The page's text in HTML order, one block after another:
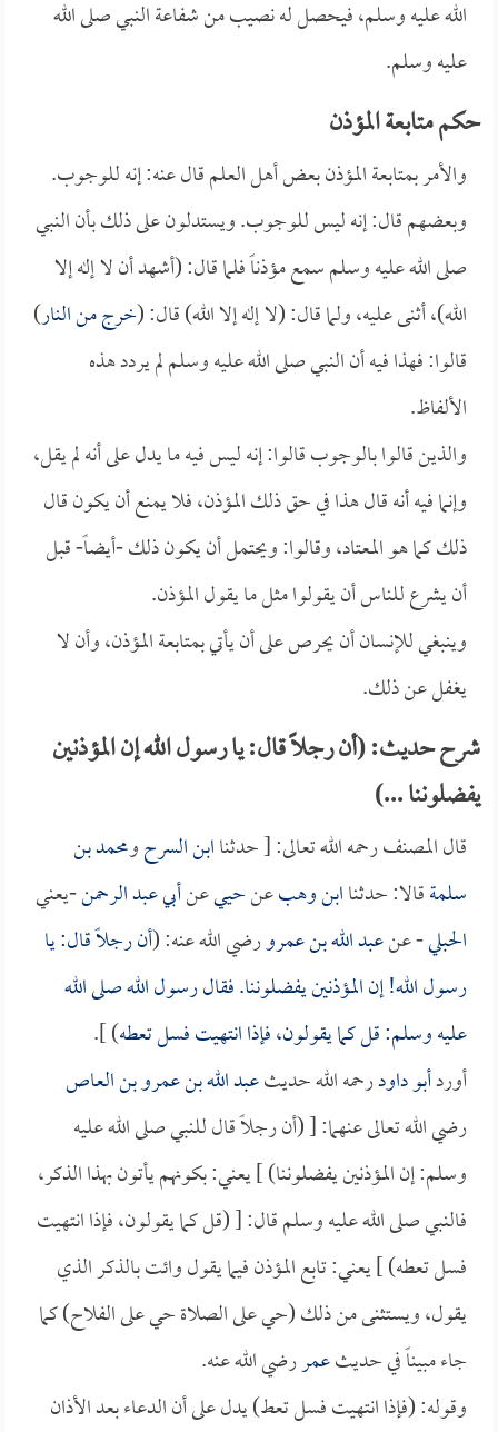
الله عليه وسلم، فيحصل له نصيب من شفاعة النبي صلى الله
عليه وسلم.
حكم متابعة المؤذن
والأمر بمتابعة المؤذن بعض أهل العلم قال عنه: إنه للوجوب.
وبعضهم قال: إنه ليس للوجوب. ويستدلون على ذلك بأن النبي
صلى الله عليه وسلم سمع مؤذناً فلما قال: (أشهد أن لا إله إلا
الله)، أثنى عليه، ولما قال: (لا إله إلا الله) قال: (خرج من النار)
قالوا: فهذا فيه أن النبي صلى الله عليه وسلم لم يردد هذه
الألفاظ.
والذين قالوا بالوجوب قالوا: إنه ليس فيه ما يدل على أنه لم يقل،
وإنما فيه أنه قال هذا في حق ذلك المؤذن، فلا يمنع أن يكون قال
ذلك كما هو المعتاد، وقالوا: ويحتمل أن يكون ذلك -أيضاً- قبل
أن يشرع للناس أن يقولوا مثل ما يقول المؤذن.
وينبغي للإنسان أن يحرص على أن يأتي بمتابعة المؤذن، وأن لا
يغفل عن ذلك.
شرح حديث: (أن رجلاً قال: يا رسول الله إن المؤذنين
يفضلوننا ...)
قال المصنف رحمه الله تعالى: [ حدثناابن السرحومحمد بن
سلمةقالا: حدثناابن وهبعنحييعنأبي عبد الرحمن-يعني
الحبلي- عنعبد الله بن عمرورضي الله عنه: (أن رجلاً قال: يا
رسول الله! إن المؤذنين يفضلوننا. فقال رسول الله صلى الله
عليه وسلم: قل كما يقولون، فإذا انتهيت فسل تعطه) ].
أوردأبو داودرحمه الله حديثعبد الله بن عمرو بن العاص
رضي الله تعالى عنهما: [ (أن رجلاً قال للنبي صلى الله عليه
وسلم: إن المؤذنين يفضلوننا) ] يعني: بكونهم يأتون بهذا الذكر،
فالنبي صلى الله عليه وسلم قال: [ (قل كما يقولون، فإذا انتهيت
فسل تعطه) ] يعني: تابع المؤذن فيما يقول وائت بالذكر الذي
يقول، ويستثنى من ذلك (حي على الصلاة حي على الفلاح) كما
جاء مبيناً في حديثعمررضي الله عنه.
وقوله: (فإذا انتهيت فسل تعط) يدل على أن الدعاء بعد الأذان